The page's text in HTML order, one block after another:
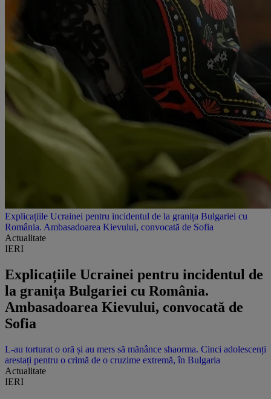
Explicațiile Ucrainei pentru incidentul de la granița Bulgariei cu
România. Ambasadoarea Kievului, convocată de Sofia
Actualitate
IERI
Explicațiile Ucrainei pentru incidentul de
la granița Bulgariei cu România.
Ambasadoarea Kievului, convocată de
Sofia
L-au torturat o oră și au mers să mănânce shaorma. Cinci adolescenți
arestați pentru o crimă de o cruzime extremă, în Bulgaria
Actualitate
IERI